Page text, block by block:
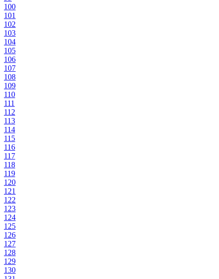
100
101
102
103
104
105
106
107
108
109
110
111
112
113
114
115
116
117
118
119
120
121
122
123
124
125
126
127
128
129
130